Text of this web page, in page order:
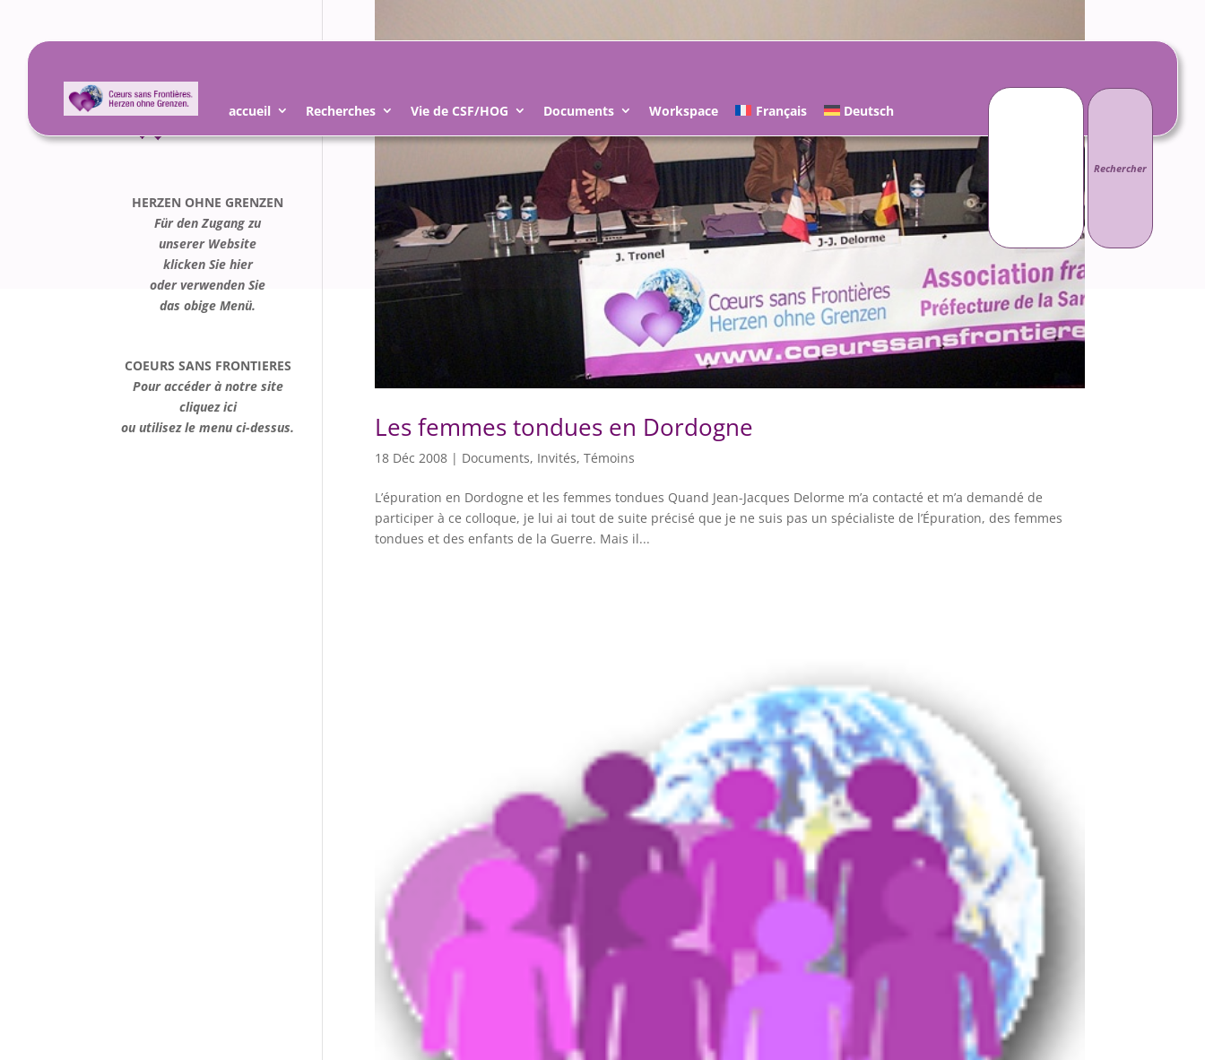
accueil Recherches Vie de CSF/HOG Documents Workspace Français Deutsch
Rechercher :
Les femmes tondues en Dordogne
18 Déc 2008| Documents, Invités, Témoins
L’épuration en Dordogne et les femmes tondues Quand Jean-Jacques Delorme m’a contacté et m’a demandé de
participer à ce colloque, je lui ai tout de suite précisé que je ne suis pas un spécialiste de l’Épuration, des femmes
tondues et des enfants de la Guerre. Mais il...
HERZEN OHNE GRENZEN
Für den Zugang zu
unserer Website
klicken Sie hier
oder verwenden Sie
das obige Menü.
COEURS SANS FRONTIERES
Pour accéder à notre site
cliquez ici
ou utilisez le menu ci-dessus.